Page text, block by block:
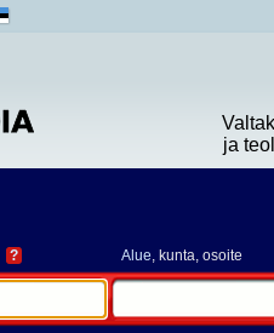
ja
? Alue, kunta, osoite